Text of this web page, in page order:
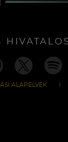
ALAPELVEK